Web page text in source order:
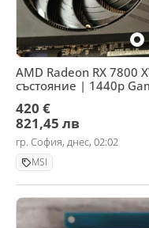
AMD Radeon RX 7800
състояние | 1440p
420 €
821,45 лв
гр. София, днес, 02:02
MSI